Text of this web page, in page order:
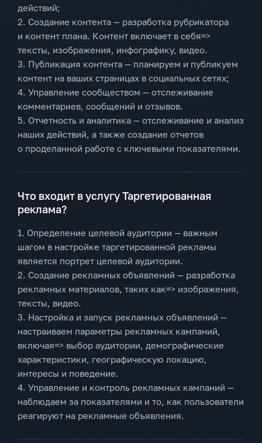
действий;
2. Создание контента — разработка рубрикатора
и контент плана. Контент включает в себя=>
тексты, изображения, инфографику, видео.
3. Публикация контента — планируем и публикуем
контент на ваших страницах в социальных сетях;
4. Управление сообществом — отслеживание
комментариев, сообщений и отзывов.
5. Отчетность и аналитика — отслеживание и анализ
наших действий, а также создание отчетов
о проделанной работе с ключевыми показателями.
Что входит в услугу Таргетированная
реклама?
1. Определение целевой аудитории — важным
шагом в настройке таргетированной рекламы
является портрет целевой аудитории.
2. Создание рекламных объявлений — разработка
рекламных материалов, таких как=> изображения,
тексты, видео.
3. Настройка и запуск рекламных объявлений —
настраиваем параметры рекламных кампаний,
включая=> выбор аудитории, демографические
характеристики, географическую локацию,
интересы и поведение.
4. Управление и контроль рекламных кампаний —
наблюдаем за показателями и то, как пользователи
реагируют на рекламные объявления.